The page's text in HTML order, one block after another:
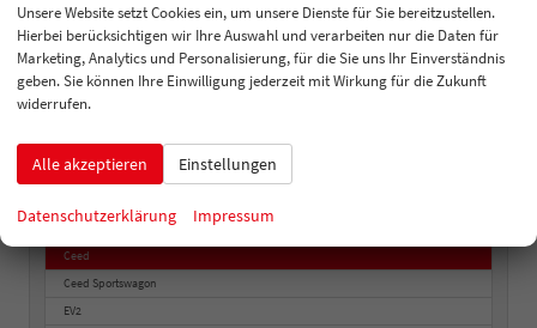
Dacia
Fiat
Hyundai
Ceed
Ceed Sportswagon
EV2
Unsere Website setzt Cookies ein, um unsere Dienste für Sie bereitzustellen.
Hierbei berücksichtigen wir Ihre Auswahl und verarbeiten nur die Daten für
Marketing, Analytics und Personalisierung, für die Sie uns Ihr Einverständnis
geben. Sie können Ihre Einwilligung jederzeit mit Wirkung für die Zukunft
widerrufen.
Alle akzeptieren Einstellungen
Datenschutzerklärung Impressum